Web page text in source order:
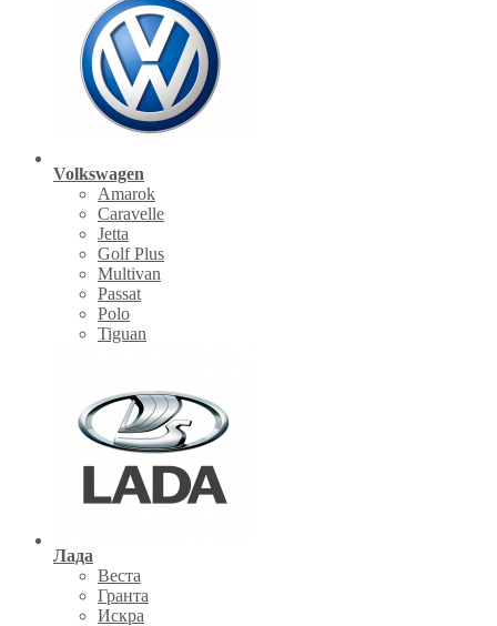
Volkswagen
Amarok
Caravelle
Jetta
Golf Plus
Multivan
Passat
Polo
Tiguan
Лада
Веста
Гранта
Искра